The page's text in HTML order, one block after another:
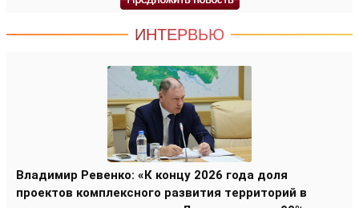
ИНТЕРВЬЮ
Владимир Ревенко: «К концу 2026 года доля
проектов комплексного развития территорий в